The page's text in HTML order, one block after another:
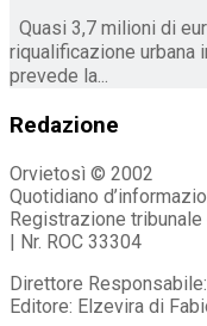
Quasi 3,7 milioni di
riqualificazione urbana
prevede la...
Redazione
Orvietosì © 2002
Quotidiano
Registrazione
| Nr. ROC 33304
Direttore
Editore: Elzevira di